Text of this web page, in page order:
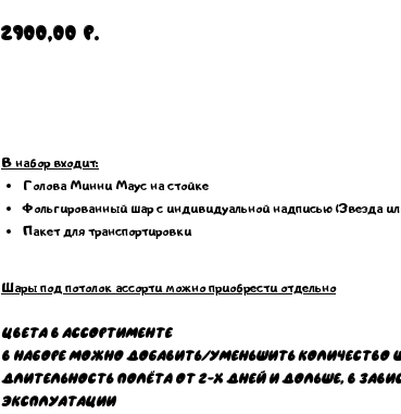
2900,00 р.
В набор входит:
Голова Минни Маус на стойке
Фольгированный шар с индивидуальной надписью (Звезда
Пакет для транспортировки
Шары под потолок ассорти можно приобрести отдельно
Цвета в ассортименте
В наборе можно добавить/уменьшить количество
Длительность полёта от 2-х дней и дольше, в
эксплуатации